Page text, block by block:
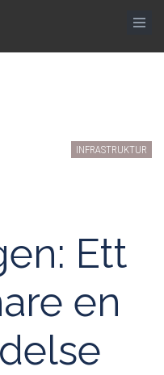
INFRASTRUKTUR
Ett
en